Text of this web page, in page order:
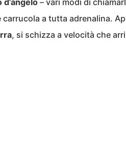
– vari modi di
a tutta adrenalina.
, si schizza a velocità che